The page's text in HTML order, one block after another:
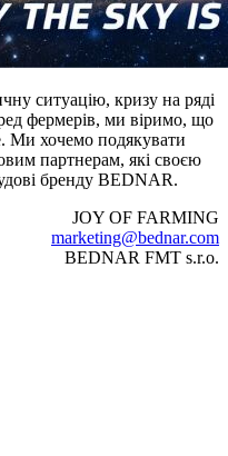
ситуацію, кризу на ряді
фермерів, ми віримо, що
Ми хочемо подякувати
партнерам, які своєю
бренду BEDNAR.
JOY OF FARMING
marketing@bednar.com
BEDNAR FMT s.r.o.